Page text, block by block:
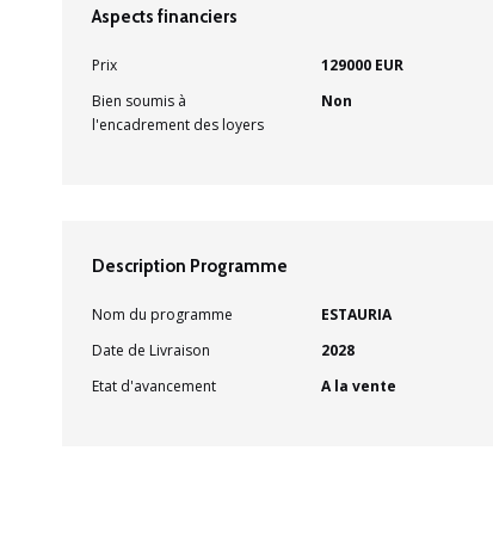
Aspects financiers
Prix
129000 EUR
Bien soumis à
l'encadrement des loyers
Non
Description Programme
Nom du programme
ESTAURIA
Date de Livraison
2028
Etat d'avancement
A la vente